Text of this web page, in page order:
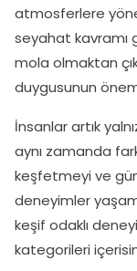
atmosferlere
seyahat kavramı
mola olmaktan
duygusunun
İnsanlar artık
aynı zamanda
keşfetmeyi ve
deneyimler
keşif odaklı
kategorileri